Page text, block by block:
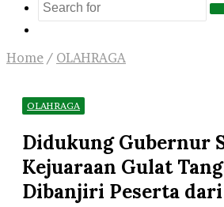
Home / OLAHRAGA
OLAHRAGA
Didukung Gubernur
Kejuaraan Gulat
Dibanjiri Peserta